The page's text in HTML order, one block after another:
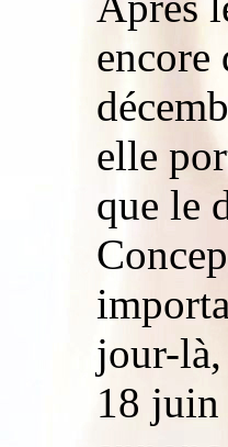
encore
elle
que le
jour-
18